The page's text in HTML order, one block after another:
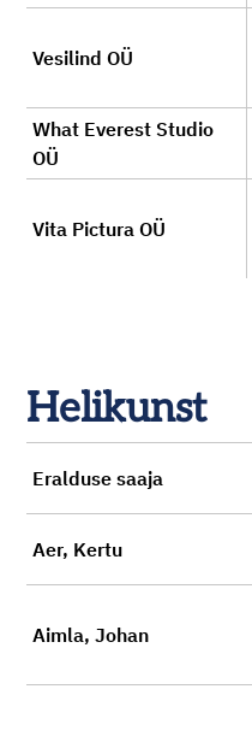
Vesilind OÜ
What Everest Studio
OÜ
Vita Pictura OÜ
Helikunst
Eralduse saaja
Aer, Kertu
Aimla, Johan